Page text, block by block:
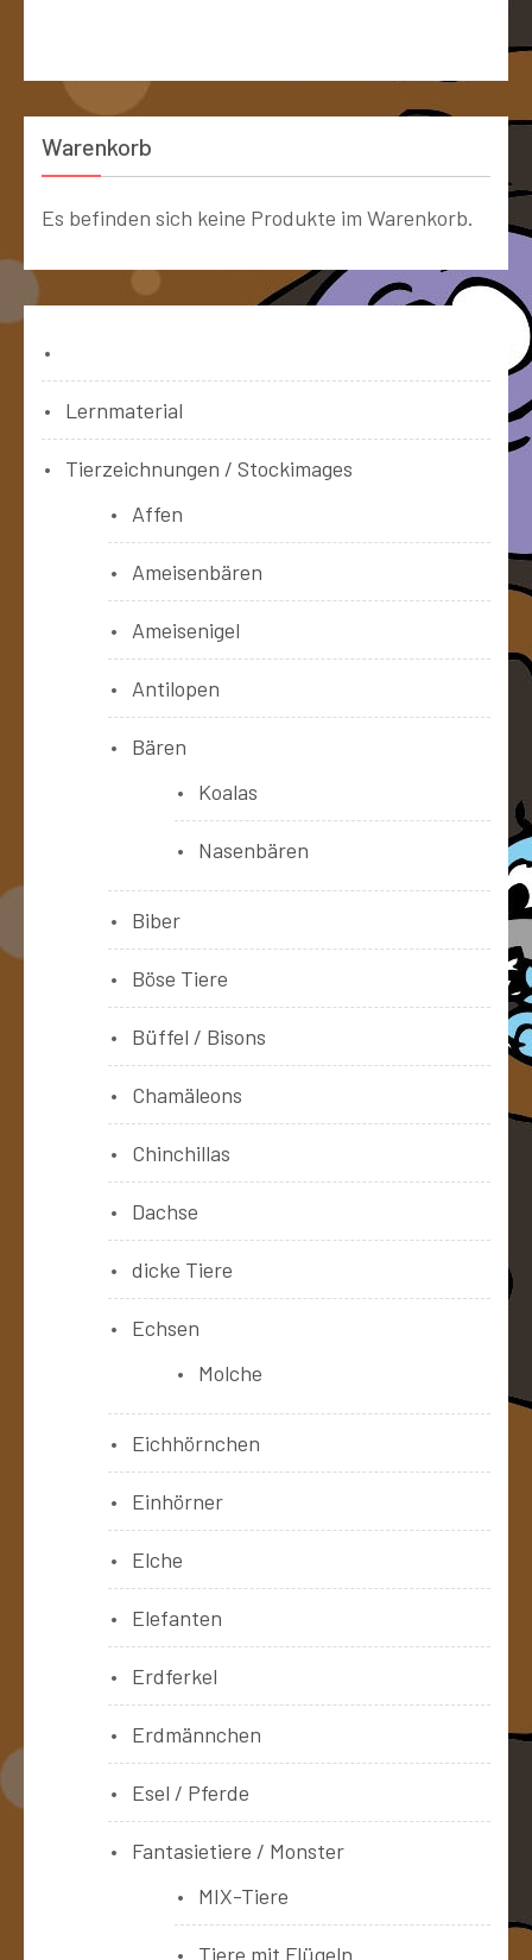
Warenkorb
Es befinden sich keine Produkte im Warenkorb.
Lernmaterial
Tierzeichnungen / Stockimages
Affen
Ameisenbären
Ameisenigel
Antilopen
Bären
Koalas
Nasenbären
Biber
Böse Tiere
Büffel / Bisons
Chamäleons
Chinchillas
Dachse
dicke Tiere
Echsen
Molche
Eichhörnchen
Einhörner
Elche
Elefanten
Erdferkel
Erdmännchen
Esel / Pferde
Fantasietiere / Monster
MIX-Tiere
Tiere mit Flügeln